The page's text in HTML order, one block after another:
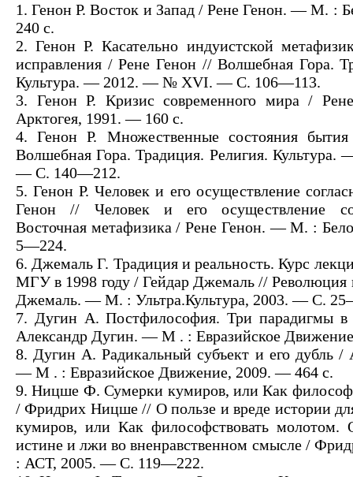
1. Генон Р. Восток и Запад / Рене Генон. — М. :
240 с.
2. Генон Р. Касательно индуистской
исправления / Рене Генон // Волшебная Гора.
Культура. — 2012. — № XVI. — С. 106—113.
3. Генон Р. Кризис современного мира /
Арктогея, 1991. — 160 с.
4. Генон Р. Множественные состояния
Волшебная Гора. Традиция. Религия.
— С. 140—212.
5. Генон Р. Человек и его осуществление
Генон // Человек и его осуществление
Восточная метафизика / Рене Генон. — М. :
5—224.
6. Джемаль Г. Традиция и реальность. Курс
МГУ в 1998 году / Гейдар Джемаль // Революция
Джемаль. — М. : Ультра.Культура, 2003. — С.
7. Дугин А. Постфилософия. Три парадигмы
Александр Дугин. — М . : Евразийское
8. Дугин А. Радикальный субъект и его дубль /
— М . : Евразийское Движение, 2009. — 464 с.
9. Ницше Ф. Сумерки кумиров, или Как
/ Фридрих Ницше // О пользе и вреде истории
кумиров, или Как философствовать
истине и лжи во вненравственном смысле /
: АСТ, 2005. — С. 119—222.